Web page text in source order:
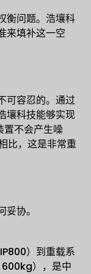
衡问题。浩壤科
来填补这一空
可容忍的。通过
壤科技能够实现
置不会产生噪
比，这是非常重
协。
）到重载系
），是中